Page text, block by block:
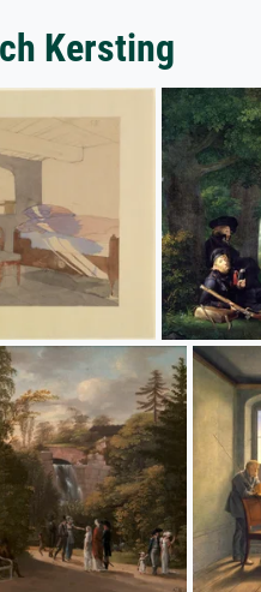
Kersting